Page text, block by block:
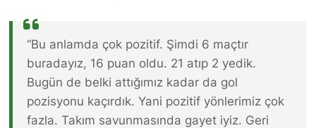
“Bu anlamda çok pozitif. Şimdi 6 maçtır
buradayız, 16 puan oldu. 21 atıp 2 yedik.
Bugün de belki attığımız kadar da gol
pozisyonu kaçırdık. Yani pozitif yönlerimiz çok
fazla. Takım savunmasında gayet iyiz. Geri